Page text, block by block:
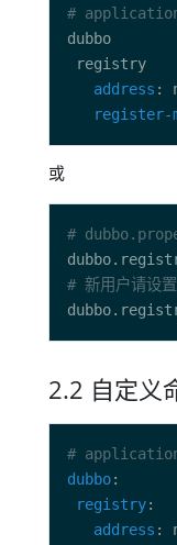
#
address
register-
或
#
# 新用户请设
2.2 自定义
#
dubbo
registry
address